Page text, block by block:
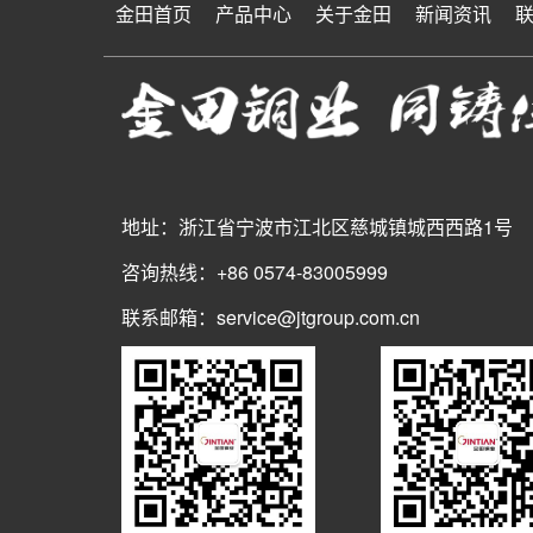
金田首页 产品中心 关于金田 新闻资讯
地址：浙江省宁波市江北区慈城镇城西西路1号
咨询热线：+86 0574-83005999
联系邮箱：service@jtgroup.com.cn